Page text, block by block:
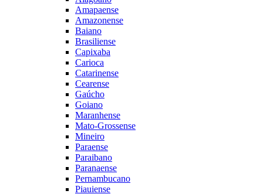
Amapaense
Amazonense
Baiano
Brasiliense
Capixaba
Carioca
Catarinense
Cearense
Gaúcho
Goiano
Maranhense
Mato-Grossense
Mineiro
Paraense
Paraibano
Paranaense
Pernambucano
Piauiense